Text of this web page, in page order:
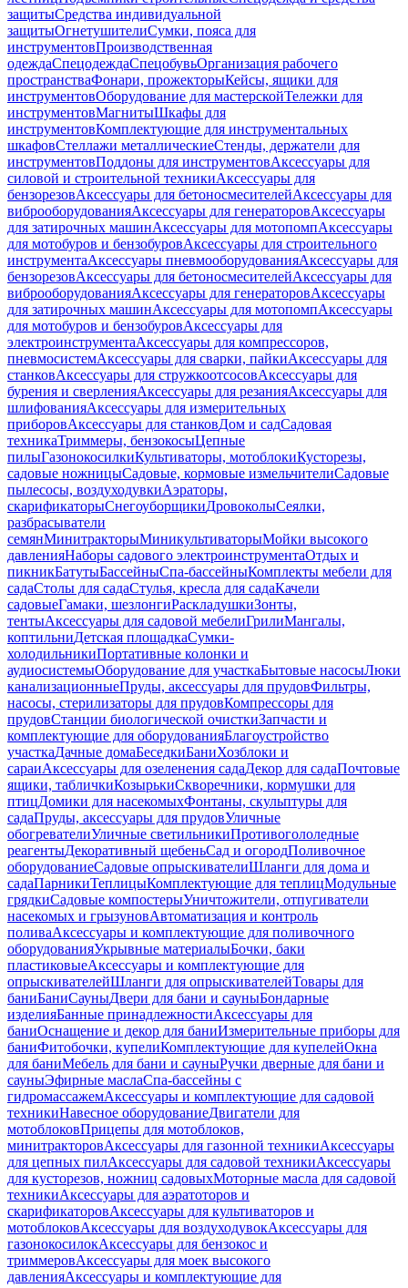
защитыСредства индивидуальной
защитыОгнетушителиСумки, пояса для
инструментовПроизводственная
одеждаСпецодеждаСпецобувьОрганизация рабочего
пространстваФонари, прожекторыКейсы, ящики для
инструментовОборудование для мастерскойТележки для
инструментовМагнитыШкафы для
инструментовКомплектующие для инструментальных
шкафовСтеллажи металлическиеСтенды, держатели для
инструментовПоддоны для инструментовАксессуары для
силовой и строительной техникиАксессуары для
бензорезовАксессуары для бетоносмесителейАксессуары для
виброоборудованияАксессуары для генераторовАксессуары
для затирочных машинАксессуары для мотопомпАксессуары
для мотобуров и бензобуровАксессуары для строительного
инструментаАксессуары пневмооборудованияАксессуары для
бензорезовАксессуары для бетоносмесителейАксессуары для
виброоборудованияАксессуары для генераторовАксессуары
для затирочных машинАксессуары для мотопомпАксессуары
для мотобуров и бензобуровАксессуары для
электроинструментаАксессуары для компрессоров,
пневмосистемАксессуары для сварки, пайкиАксессуары для
станковАксессуары для стружкоотсосовАксессуары для
бурения и сверленияАксессуары для резанияАксессуары для
шлифованияАксессуары для измерительных
приборовАксессуары для станковДом и садСадовая
техникаТриммеры, бензокосыЦепные
пилыГазонокосилкиКультиваторы, мотоблокиКусторезы,
садовые ножницыСадовые, кормовые измельчителиСадовые
пылесосы, воздуходувкиАэраторы,
скарификаторыСнегоуборщикиДровоколыСеялки,
разбрасыватели
семянМинитракторыМиникультиваторыМойки высокого
давленияНаборы садового электроинструментаОтдых и
пикникБатутыБассейныСпа-бассейныКомплекты мебели для
садаСтолы для садаСтулья, кресла для садаКачели
садовыеГамаки, шезлонгиРаскладушкиЗонты,
тентыАксессуары для садовой мебелиГрилиМангалы,
коптильниДетская площадкаСумки-
холодильникиПортативные колонки и
аудиосистемыОборудование для участкаБытовые насосыЛюки
канализационныеПруды, аксессуары для прудовФильтры,
насосы, стерилизаторы для прудовКомпрессоры для
прудовСтанции биологической очисткиЗапчасти и
комплектующие для оборудованияБлагоустройство
участкаДачные домаБеседкиБаниХозблоки и
сараиАксессуары для озеленения садаДекор для садаПочтовые
ящики, табличкиКозырькиСкворечники, кормушки для
птицДомики для насекомыхФонтаны, скульптуры для
садаПруды, аксессуары для прудовУличные
обогревателиУличные светильникиПротивогололедные
реагентыДекоративный щебеньСад и огородПоливочное
оборудованиеСадовые опрыскивателиШланги для дома и
садаПарникиТеплицыКомплектующие для теплицМодульные
грядкиСадовые компостерыУничтожители, отпугиватели
насекомых и грызуновАвтоматизация и контроль
поливаАксессуары и комплектующие для поливочного
оборудованияУкрывные материалыБочки, баки
пластиковыеАксессуары и комплектующие для
опрыскивателейШланги для опрыскивателейТовары для
баниБаниСауныДвери для бани и сауныБондарные
изделияБанные принадлежностиАксессуары для
баниОснащение и декор для баниИзмерительные приборы для
баниФитобочки, купелиКомплектующие для купелейОкна
для баниМебель для бани и сауныРучки дверные для бани и
сауныЭфирные маслаСпа-бассейны с
гидромассажемАксессуары и комплектующие для садовой
техникиНавесное оборудованиеДвигатели для
мотоблоковПрицепы для мотоблоков,
минитракторовАксессуары для газонной техникиАксессуары
для цепных пилАксессуары для садовой техникиАксессуары
для кусторезов, ножниц садовыхМоторные масла для садовой
техникиАксессуары для аэратоторов и
скарификаторовАксессуары для культиваторов и
мотоблоковАксессуары для воздуходувокАксессуары для
газонокосилокАксессуары для бензокос и
триммеровАксессуары для моек высокого
давленияАксессуары и комплектующие для